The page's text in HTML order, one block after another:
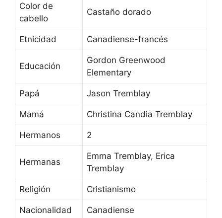
Color de
cabello
Castaño dorado
Etnicidad Canadiense-francés
Educación
Gordon Greenwood
Elementary
Papá Jason Tremblay
Mamá Christina Candia Tremblay
Hermanos 2
Hermanas
Emma Tremblay, Erica
Tremblay
Religión Cristianismo
Nacionalidad Canadiense